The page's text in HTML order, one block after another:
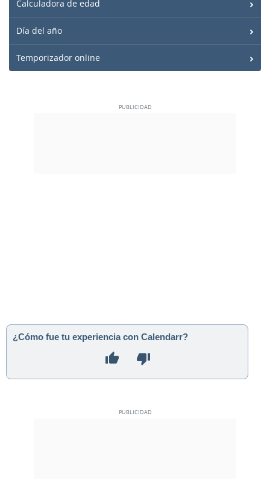
Calculadora de edad
Día del año
Temporizador online
¿Cómo fue tu experiencia con Calendarr?